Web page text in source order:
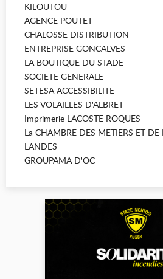
KILOUTOU
AGENCE POUTET
CHALOSSE DISTRIBUTION
ENTREPRISE GONCALVES
LA BOUTIQUE DU STADE
SOCIETE GENERALE
SETESA ACCESSIBILITE
LES VOLAILLES D'ALBRET
Imprimerie LACOSTE ROQUES
La CHAMBRE DES METIERS ET DE
LANDES
GROUPAMA D'OC